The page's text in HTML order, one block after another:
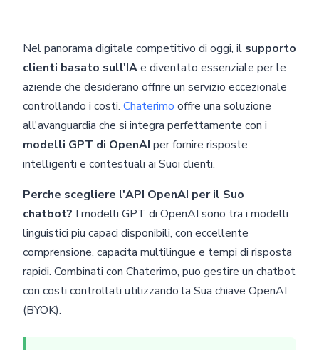
Nel panorama digitale competitivo di oggi, il supporto
clienti basato sull'IAe diventato essenziale per le
aziende che desiderano offrire un servizio eccezionale
controllando i costi. Chaterimo offre una soluzione
all'avanguardia che si integra perfettamente con i
modelli GPT di OpenAI per fornire risposte
intelligenti e contestuali ai Suoi clienti.
Perche scegliere l'API OpenAI per il Suo
chatbot? I modelli GPT di OpenAI sono tra i modelli
linguistici piu capaci disponibili, con eccellente
comprensione, capacita multilingue e tempi di risposta
rapidi. Combinati con Chaterimo, puo gestire un chatbot
con costi controllati utilizzando la Sua chiave OpenAI
(BYOK).